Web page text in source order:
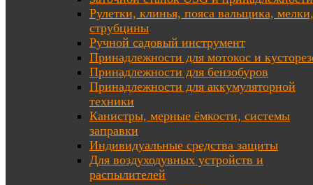
Рулетки, клинья, пояса вальщика, мелки,
струбцины
Ручной садовый инструмент
Принадлежности для мотокос и
Принадлежности для бензобуров
Принадлежности для аккумуляторной
техники
Канистры, мерные ёмкости, системы
заправки
Индивидуальные средства защиты
Для воздуходувных устройств и
распылителей